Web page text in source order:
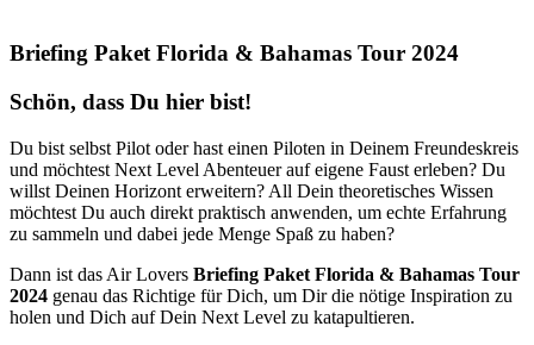
Briefing Paket Florida & Bahamas Tour 2024
Schön, dass Du hier bist!
Du bist selbst Pilot oder hast einen Piloten in Deinem Freundeskreis
und möchtest Next Level Abenteuer auf eigene Faust erleben? Du
willst Deinen Horizont erweitern? All Dein theoretisches Wissen
möchtest Du auch direkt praktisch anwenden, um echte Erfahrung
zu sammeln und dabei jede Menge Spaß zu haben?
Dann ist das Air Lovers Briefing Paket Florida & Bahamas Tour
2024 genau das Richtige für Dich, um Dir die nötige Inspiration zu
holen und Dich auf Dein Next Level zu katapultieren.